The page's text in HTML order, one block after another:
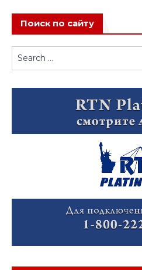
Поиск по сайту
Search
for: